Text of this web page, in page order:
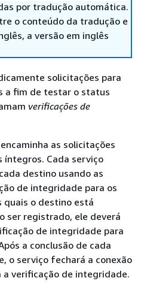
por tradução automática.
o conteúdo da tradução e
a versão em inglês
solicitações para
a fim de testar o status
verificações de
as solicitações
íntegros. Cada serviço
destino usando as
de integridade para os
quais o destino está
ser registrado, ele deverá
de integridade para
a conclusão de cada
o serviço fechará a conexão
verificação de integridade.